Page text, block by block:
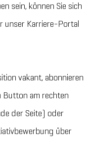
sein, können Sie sich
unser Karriere-Portal
vakant, abonnieren
Button am rechten
der Seite) oder
über